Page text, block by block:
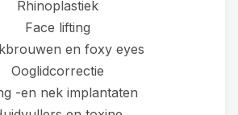
Rhinoplastiek
Face lifting
en foxy eyes
Ooglidcorrectie
-en nek implantaten